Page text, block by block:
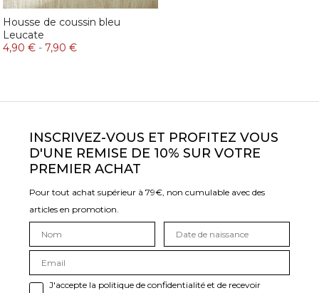
Housse de coussin bleu
Leucate
4,90 € - 7,90 €
INSCRIVEZ-VOUS ET PROFITEZ VOUS
D'UNE REMISE DE 10% SUR VOTRE
PREMIER ACHAT
Pour tout achat supérieur à 79€, non cumulable avec des
articles en promotion.
J'accepte la politique de confidentialité et de recevoir